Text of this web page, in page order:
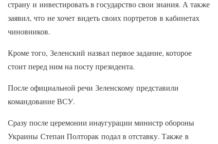
страну и инвестировать в государство свои знания. А также
заявил, что не хочет видеть своих портретов в кабинетах
чиновников.
Кроме того, Зеленский назвал первое задание, которое
стоит перед ним на посту президента.
После официальной речи Зеленскому представили
командование ВСУ.
Сразу после церемонии инаугурации министр обороны
Украины Степан Полторак подал в отставку. Также в